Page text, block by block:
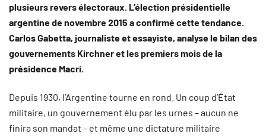
plusieurs revers électoraux. L’élection présidentielle
argentine de novembre 2015 a confirmé cette tendance.
Carlos Gabetta, journaliste et essayiste, analyse le bilan des
gouvernements Kirchner et les premiers mois de la
présidence Macri.
Depuis 1930, l’Argentine tourne en rond. Un coup d’État
militaire, un gouvernement élu par les urnes – aucun ne
finira son mandat – et même une dictature militaire